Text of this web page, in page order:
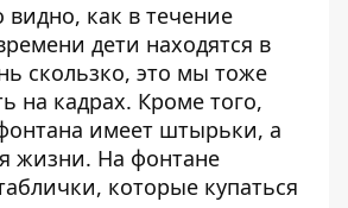
видно, как в течение
дети находятся в
скользко, это мы тоже
на кадрах. Кроме того,
имеет штырьки, а
жизни. На фонтане
которые купаться